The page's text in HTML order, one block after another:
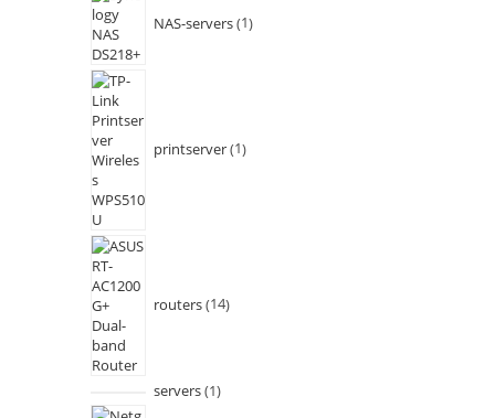
NAS-servers 1
printserver 1
routers 14
servers 1